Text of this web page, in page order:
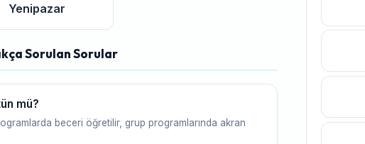
Yenipazar
Sorulan Sorular
mü?
beceri öğretilir, grup programlarında akran